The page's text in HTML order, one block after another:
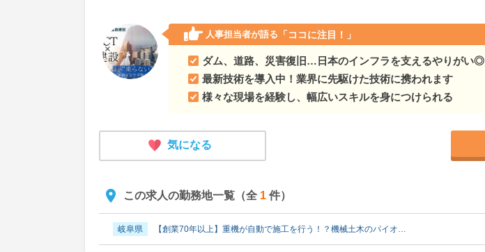
人事担当者が語る 「ココに注目！」
ダム、道路、災害復旧…日本のインフラを支えるやりがい◎
最新技術を導入中！業界に先駆けた技術に携われます
様々な現場を経験し、幅広いスキルを身につけられる
気になる
この求人の勤務地一覧（全 1 件）
岐阜県 【創業70年以上】重機が自動で施工を行う！？機械土木のパイオ…